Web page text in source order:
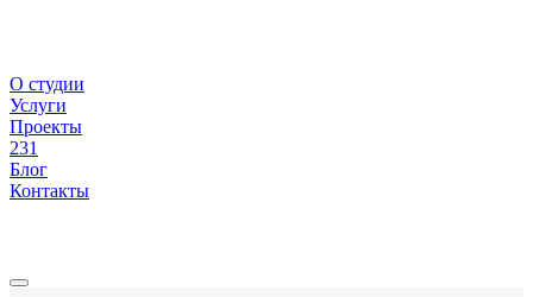
О студии
Услуги
Проекты
231
Блог
Контакты